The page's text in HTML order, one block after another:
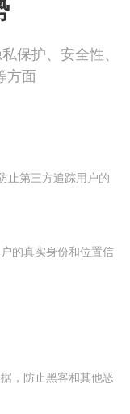
保护、安全性、
方面
止第三方追踪用户的
的真实身份和位置信
，防止黑客和其他恶